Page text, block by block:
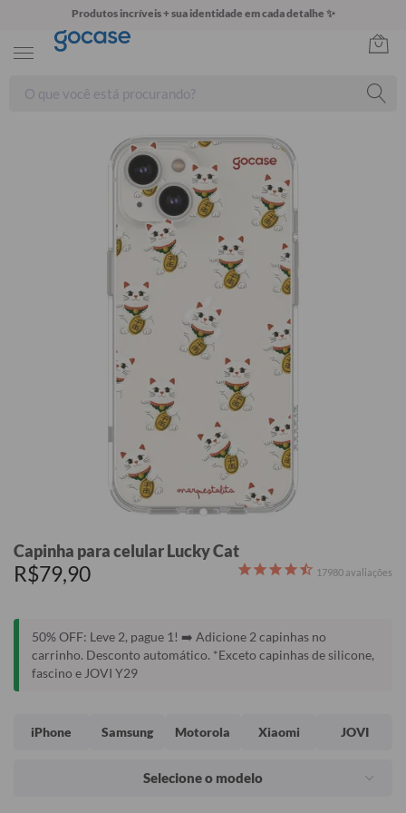
Produtos incríveis + sua identidade em cada detalhe ✨
Capinha para celular Lucky Cat
R$79,90 17980 avaliações
50% OFF: Leve 2, pague 1! ➡️ Adicione 2 capinhas no
carrinho. Desconto automático. *Exceto capinhas de silicone,
fascino e JOVI Y29
iPhone Samsung Motorola Xiaomi JOVI
Selecione o modelo